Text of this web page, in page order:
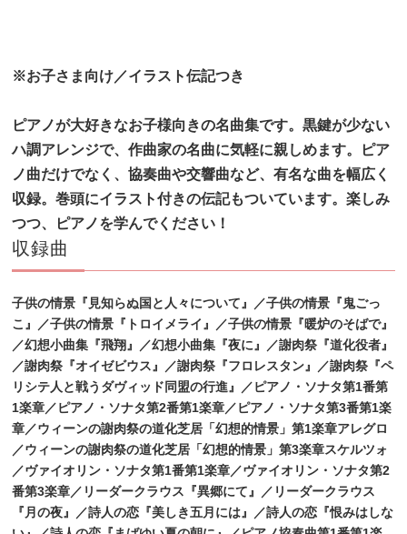
※お子さま向け／イラスト伝記つき
ピアノが大好きなお子様向きの名曲集です。黒鍵が少ない
ハ調アレンジで、作曲家の名曲に気軽に親しめます。ピア
ノ曲だけでなく、協奏曲や交響曲など、有名な曲を幅広く
収録。巻頭にイラスト付きの伝記もついています。楽しみ
つつ、ピアノを学んでください！
収録曲
子供の情景『見知らぬ国と人々について』／子供の情景『鬼ごっ
こ』／子供の情景『トロイメライ』
／子供の情景『暖炉のそばで』
／幻想小曲集『飛翔』／幻想小曲集『夜に』／謝肉祭『道化役者』
／謝肉祭 『オイゼビウス』／謝肉祭『フロレスタン』／謝肉祭『ペ
リシテ人と戦うダヴィッド同盟の行進』／ピアノ・ソナタ第1番第
1楽章／ピアノ・ソナタ第2番第1楽章／ピアノ・ソナタ第3番第1楽
章／ウィーンの謝肉祭の道化芝居「幻想的情景」第1楽章アレグロ
／ウィーンの謝肉祭の道化芝居「幻想的情景」第3楽章スケルツォ
／ヴァイオリン・ソナタ第1番第1楽章／ヴァイオリン・ソナタ第2
番第3楽章／リーダークラウス『異郷にて』／リーダークラウス
『月の夜』／詩人の恋『美しき五月には』／詩人の恋『恨みはしな